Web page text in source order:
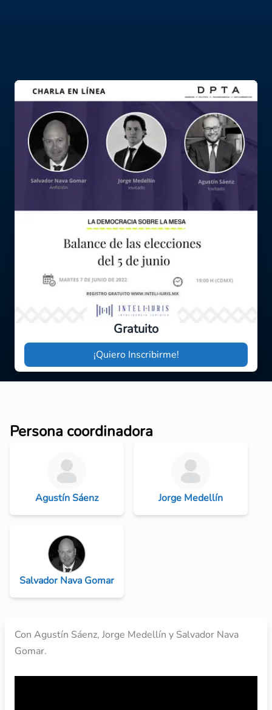
Gratuito
¡Quiero Inscribirme!
Persona coordinadora
Agustín Sáenz Jorge Medellín
Salvador Nava Gomar
Con Agustín Sáenz, Jorge Medellín y Salvador Nava
Gomar.